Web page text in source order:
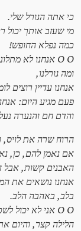
כי אתה הגורל שלי.
מי שעזב אותך יכול
כמה נפלא החופש!
O O אנחנו לא מתלוננים ומתלוננים,
ומה גורלנו,
אנחנו עדיין רוצים
פעם מגיע היום:
והדם חם והנערה
הרוח שרה את לויס,
אם נאמן להם, כן,
האבנים קשות, אבל
אנחנו נושאים את
בלב, באהבה הלב.
O O אני לא יכול לשכוח אותך...
הלילה קצר, והיום